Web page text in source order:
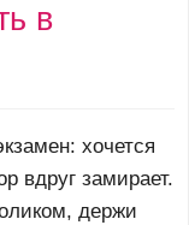
в
хочется
вдруг замирает.
держи